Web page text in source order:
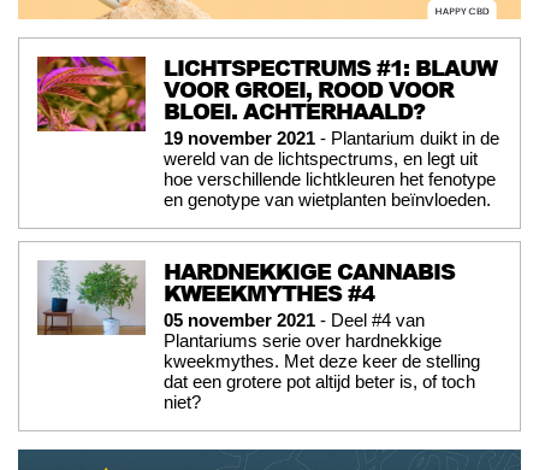
LICHTSPECTRUMS #1: BLAUW
VOOR GROEI, ROOD VOOR
BLOEI. ACHTERHAALD?
19 november 2021 - Plantarium duikt in de
wereld van de lichtspectrums, en legt uit
hoe verschillende lichtkleuren het fenotype
en genotype van wietplanten beïnvloeden.
HARDNEKKIGE CANNABIS
KWEEKMYTHES #4
05 november 2021 - Deel #4 van
Plantariums serie over hardnekkige
kweekmythes. Met deze keer de stelling
dat een grotere pot altijd beter is, of toch
niet?